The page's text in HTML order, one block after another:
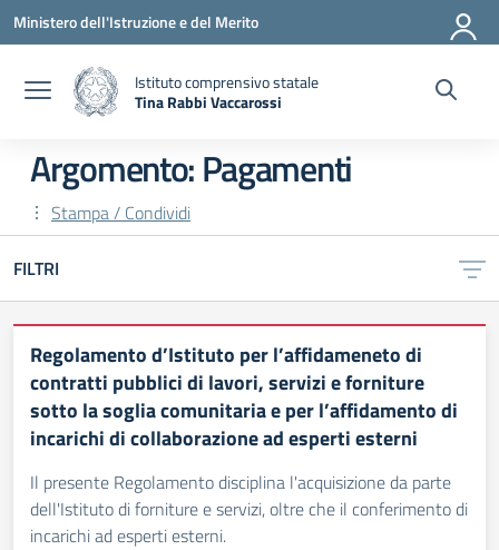
Vai ai contenuti
Vai al menu di navigazione
Vai al footer
Ministero dell'Istruzione e del Merito
Istituto comprensivo statale
Tina Rabbi Vaccarossi
Argomento: Pagamenti
Stampa / Condividi
FILTRI
Regolamento d’Istituto per l’affidameneto di
contratti pubblici di lavori, servizi e forniture
sotto la soglia comunitaria e per l’affidamento di
incarichi di collaborazione ad esperti esterni
Il presente Regolamento disciplina l'acquisizione da parte
dell'Istituto di forniture e servizi, oltre che il conferimento di
incarichi ad esperti esterni.